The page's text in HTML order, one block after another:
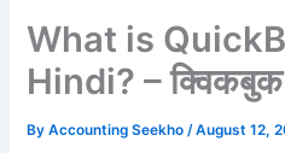
What is
Hindi? – क्विकबुक
ByAccounting Seekho/August 12,